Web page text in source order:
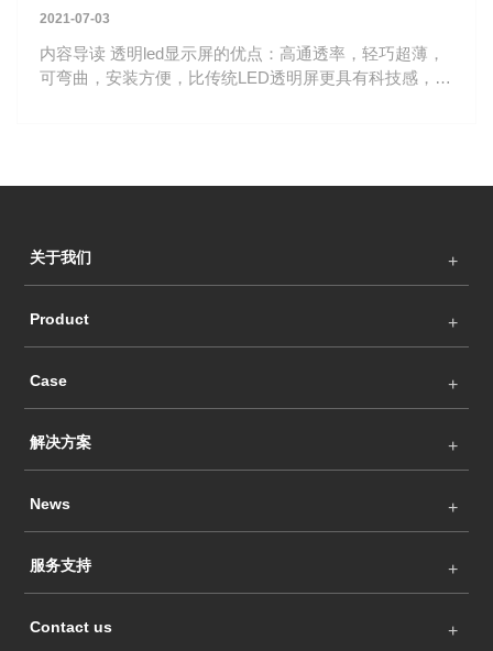
2021-07-03
内容导读 透明led显示屏的优点：高通透率，轻巧超薄，
可弯曲，安装方便，比传统LED透明屏更具有科技感，深
关于我们
Product
Case
解决方案
News
服务支持
Contact us